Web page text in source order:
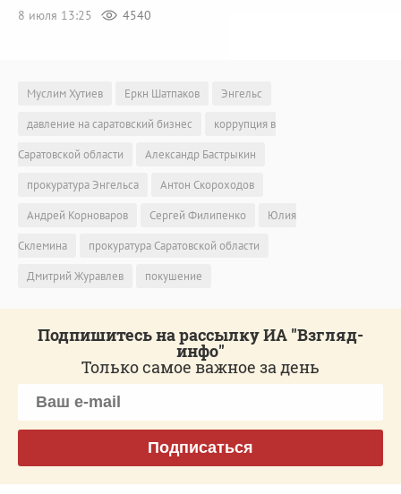
8 июля 13:25
4540
Муслим Хутиев Еркн Шатпаков
Энгельс
давление на саратовский бизнес
коррупция в
Саратовской области
Александр Бастрыкин
прокуратура Энгельса
Антон Скороходов
Андрей Корноваров
Сергей Филипенко
Юлия
Склемина
прокуратура Саратовской области
Дмитрий Журавлев
покушение
Подпишитесь на рассылку ИА "Взгляд-
инфо"
Только самое важное за день
Подписаться